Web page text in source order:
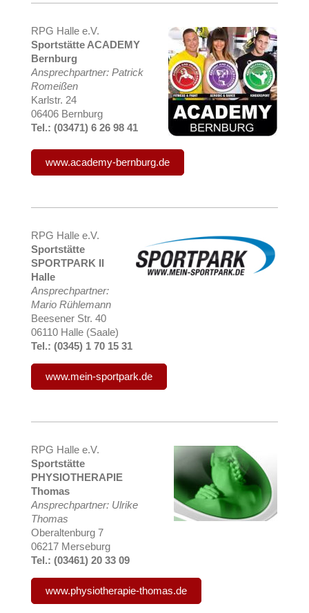
RPG Halle e.V.
Sportstätte ACADEMY
Bernburg
Ansprechpartner: Patrick
Romeißen
Karlstr. 24
06406 Bernburg
Tel.: (03471) 6 26 98 41
www.academy-bernburg.de
RPG Halle e.V.
Sportstätte
SPORTPARK II
Halle
Ansprechpartner:
Mario Rühlemann
Beesener Str. 40
06110 Halle (Saale)
Tel.: (0345) 1 70 15 31
www.mein-sportpark.de
RPG Halle e.V.
Sportstätte
PHYSIOTHERAPIE
Thomas
Ansprechpartner: Ulrike
Thomas
Oberaltenburg 7
06217 Merseburg
Tel.: (03461) 20 33 09
www.physiotherapie-thomas.de